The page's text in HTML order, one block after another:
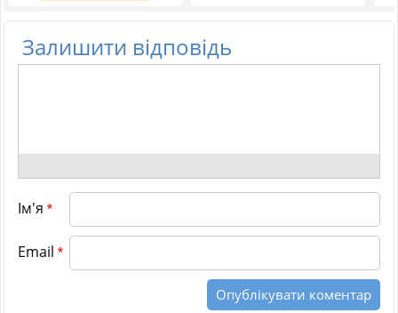
Залишити відповідь
Ім'я *
Email *